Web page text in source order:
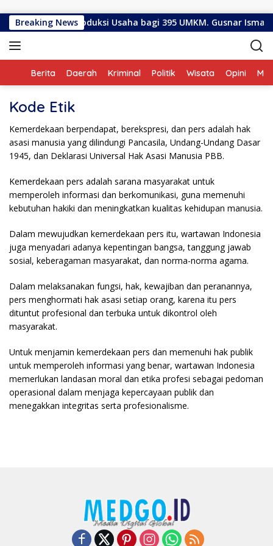
Breaking News
Bantuan Produksi Usaha bagi 395 UMKM. Gusnar Ismail
Home
Berita Daerah Kriminal Politik Wisata Opini
Kode Etik
Kemerdekaan berpendapat, berekspresi, dan pers adalah hak
asasi manusia yang dilindungi Pancasila, Undang-Undang Dasar
1945, dan Deklarasi Universal Hak Asasi Manusia PBB.
Kemerdekaan pers adalah sarana masyarakat untuk
memperoleh informasi dan berkomunikasi, guna memenuhi
kebutuhan hakiki dan meningkatkan kualitas kehidupan manusia.
Dalam mewujudkan kemerdekaan pers itu, wartawan Indonesia
juga menyadari adanya kepentingan bangsa, tanggung jawab
sosial, keberagaman masyarakat, dan norma-norma agama.
Dalam melaksanakan fungsi, hak, kewajiban dan peranannya,
pers menghormati hak asasi setiap orang, karena itu pers
dituntut profesional dan terbuka untuk dikontrol oleh
masyarakat.
Untuk menjamin kemerdekaan pers dan memenuhi hak publik
untuk memperoleh informasi yang benar, wartawan Indonesia
memerlukan landasan moral dan etika profesi sebagai pedoman
operasional dalam menjaga kepercayaan publik dan
menegakkan integritas serta profesionalisme.